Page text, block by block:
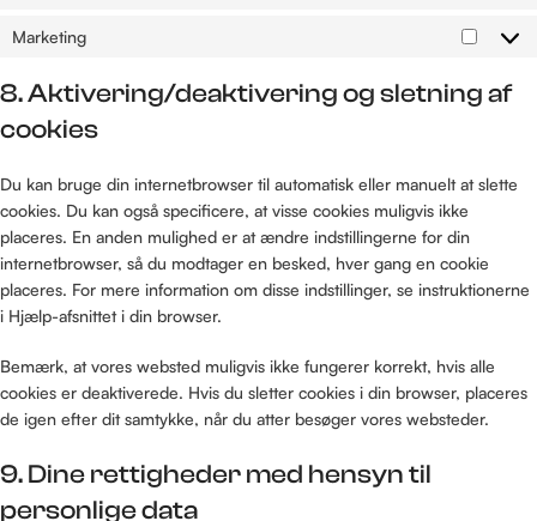
Marketing
8. Aktivering/deaktivering og sletning af
cookies
Du kan bruge din internetbrowser til automatisk eller manuelt at slette
cookies. Du kan også specificere, at visse cookies muligvis ikke
placeres. En anden mulighed er at ændre indstillingerne for din
internetbrowser, så du modtager en besked, hver gang en cookie
placeres. For mere information om disse indstillinger, se instruktionerne
i Hjælp-afsnittet i din browser.
Bemærk, at vores websted muligvis ikke fungerer korrekt, hvis alle
cookies er deaktiverede. Hvis du sletter cookies i din browser, placeres
de igen efter dit samtykke, når du atter besøger vores websteder.
9. Dine rettigheder med hensyn til
personlige data